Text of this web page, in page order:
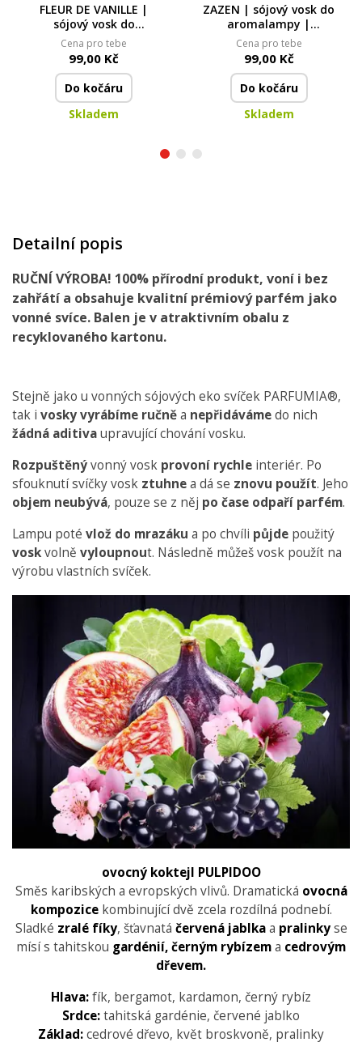
FLEUR DE VANILLE |
sójový vosk do
aromalampy |
PARFUMIA® | 40 ml
Cena pro tebe
99,00 Kč
Do kočáru
Skladem
ZAZEN | sójový vosk do
aromalampy |
PARFUMIA® | 40 ml
Cena pro tebe
99,00 Kč
Do kočáru
Skladem
Detailní popis
RUČNÍ VÝROBA! 100% přírodní produkt, voní i bez
zahřátí a obsahuje kvalitní prémiový parfém jako
vonné svíce. Balen je v atraktivním obalu z
recyklovaného kartonu.
Stejně jako u vonných sójových eko svíček PARFUMIA®,
tak i vosky vyrábíme ručněa nepřidávámedo nich
žádná aditivaupravující chování vosku.
Rozpuštěnývonný vosk provoní rychle interiér. Po
sfouknutí svíčky vosk ztuhnea dá se znovu použít. Jeho
objem neubývá, pouze se z něj po čase odpaří parfém.
Lampu poté vlož do mrazáku a po chvíli půjde použitý
voskvolně vyloupnout. Následně můžeš vosk použít na
výrobu vlastních svíček.
ovocný koktejl PULPIDOO
Směs karibských a evropských vlivů. Dramatická ovocná
kompozicekombinující dvě zcela rozdílná podnebí.
Sladké zralé fíky, šťavnatá červená jablkaa pralinkyse
mísí s tahitskou gardénií,černým rybízema cedrovým
dřevem.
Hlava:fík, bergamot, kardamon, černý rybíz
Srdce:tahitská gardénie, červené jablko
Základ:cedrové dřevo, květ broskvoně, pralinky